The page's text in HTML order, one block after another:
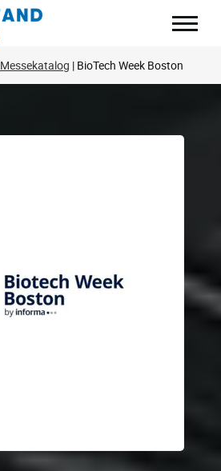
Messekatalog BioTech Week Boston